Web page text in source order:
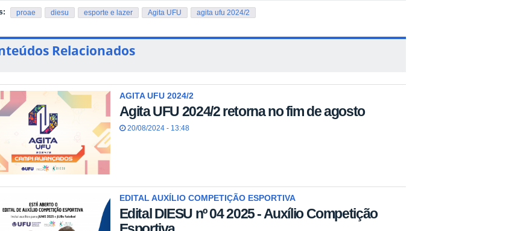
proae diesu esporte e lazer Agita UFU agita ufu 2024/2
Relacionados
AGITA UFU 2024/2
Agita UFU 2024/2 retorna no fim de agosto
20/08/2024 - 13:48
EDITAL AUXÍLIO COMPETIÇÃO ESPORTIVA
Edital DIESU nº 04 2025 - Auxílio Competição